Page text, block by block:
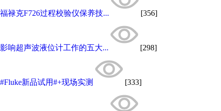
福禄克F726过程校验仪保养技... [356]
影响超声波液位计工作的五大... [298]
#Fluke新品试用#+现场实测 [333]